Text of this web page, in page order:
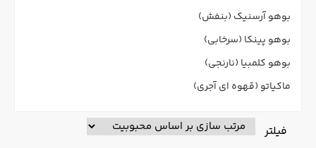
بوهو آرسنیک (بنفش)
بوهو پینکا (سرخابی)
بوهو کلمبیا (نارنجی)
ماکیاتو (قهوه ای آجری)
فیلتر